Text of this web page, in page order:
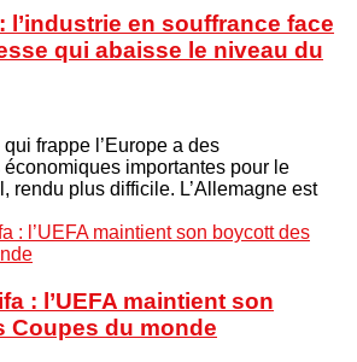
l’industrie en souffrance face
qui abaisse le niveau du
frappe l’Europe a des
importantes pour le
rendu plus difficile. L’Allemagne est
: l’UEFA maintient son
Coupes du monde